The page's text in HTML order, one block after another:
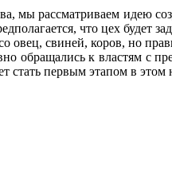
мы рассматриваем идею
что цех будет
овец, свиней, коров, но
обращались к властям с
стать первым этапом в этом